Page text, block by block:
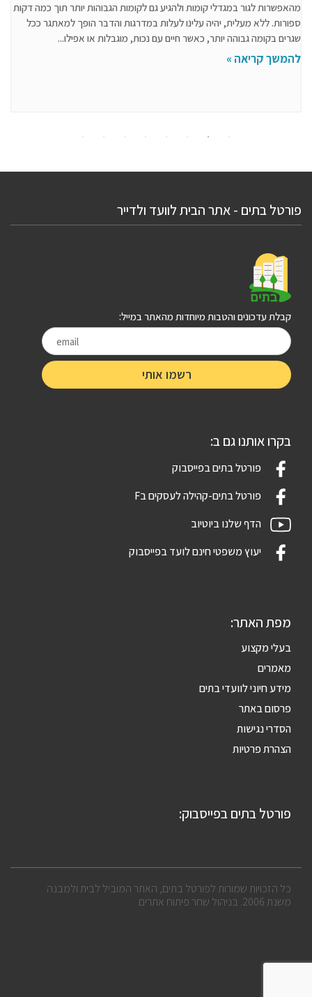
מהאפשרות לגור במגדלי קומות ולהגיע גם לקומות הגבוהות יותר תוך כמה דקות
ספורות. ללא מעלית, יהיה עלינו לעלות במדרגות והדבר הופך למאתגר ככל
שגרים בקומה גבוהה יותר, כאשר חיים עם נכות, מוגבלות או אפילו...
להמשך קריאה »
פורטל בתים - אתר הבית לוועד ולדייר
קבלת עדכונים והטבות מיוחדות מהאתר במייל:
בקרו אותנו גם ב:
פורטל בתים בפייסבוק
פורטל בתים-קהילה לעסקים בF
הדף שלנו ביוטיוב
יעוץ משפטי חינם לועד בפייסבוק
מפת האתר:
בעלי מקצוע
מאמרים
מידע חיוני לוועדי בתים
פרסום באתר
הסדרי נגישות
הצהרת פרטיות
פורטל בתים בפייסבוק:
כל הזכויות שמורות לפורטל בתים, האתר המוביל לבית ולמבנה
משנת 2006. בניהול שחר פיתוח אתרים